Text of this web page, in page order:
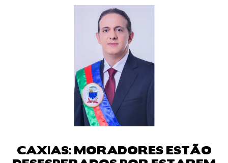
CAXIAS: MORADORES ESTÃO